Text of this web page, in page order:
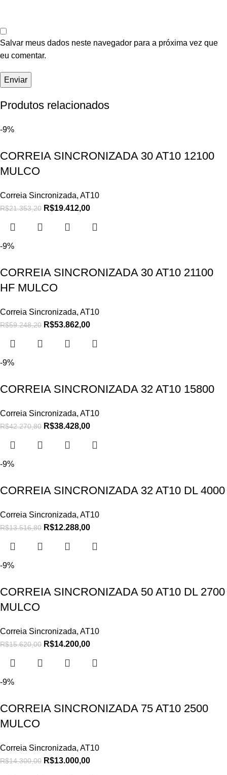
Salvar meus dados neste navegador para a próxima vez que
eu comentar.
Produtos relacionados
-9%
CORREIA SINCRONIZADA 30 AT10 12100
MULCO
Correia Sincronizada, AT10
R$21.353,20 R$19.412,00
-9%
CORREIA SINCRONIZADA 30 AT10 21100
HF MULCO
Correia Sincronizada, AT10
R$59.248,20 R$53.862,00
-9%
CORREIA SINCRONIZADA 32 AT10 15800
Correia Sincronizada, AT10
R$42.270,80 R$38.428,00
-9%
CORREIA SINCRONIZADA 32 AT10 DL 4000
Correia Sincronizada, AT10
R$13.516,80 R$12.288,00
-9%
CORREIA SINCRONIZADA 50 AT10 DL 2700
MULCO
Correia Sincronizada, AT10
R$15.620,00 R$14.200,00
-9%
CORREIA SINCRONIZADA 75 AT10 2500
MULCO
Correia Sincronizada, AT10
R$14.300,00 R$13.000,00